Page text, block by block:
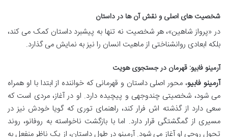
شخصیت های اصلی و نقش آن ها در داستان
در «پرواز شاهین»، هر شخصیت نه تنها به پیشبرد داستان کمک می کند،
بلکه ابعادی روانشناختی از ماهیت انسان را نیز به نمایش می گذارد.
آرمینو فابیو: قهرمان در جستجوی هویت
آرمینو فابیو، محور اصلی داستان و قهرمانی که خواننده از ابتدا با او همراه
می شود، شخصیتی چندوجهی و پیچیده دارد. او در آغاز، مردی است که
سعی دارد از گذشته اش فرار کند، راهنمای توری که گویا خودش نیز در
مسیری از گمگشتگی قرار دارد. اما با بازگشت ناخواسته به روفانو، روند
تحول روحی او آغاز می شود. آرمینو در طول داستان، از یک ناظر منفعل به